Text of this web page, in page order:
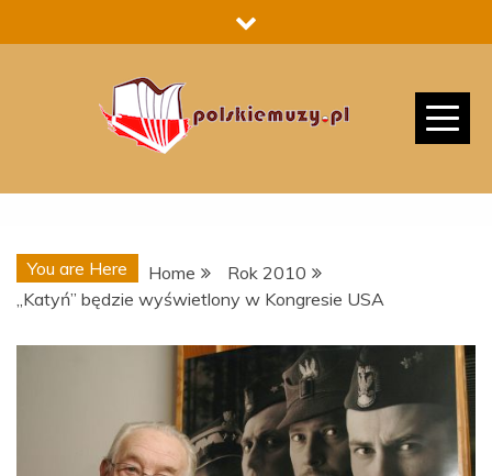
to
You are Here Home
Rok 2010
„Katyń” będzie wyświetlony w Kongresie USA